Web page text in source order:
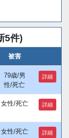
5件)
被害
79歳/男
性/死亡
詳細
女性/死亡 詳細
女性/死亡 詳細